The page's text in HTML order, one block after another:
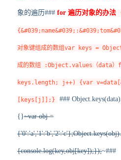
象的遍历### for 遍历对象的办法
对象键组成的数组var keys =
成的数组 :Object.values（
keys.length; j++) {var
[keys[j]];} ###
{}~var obj =
{console.log(key,obj[key]);});~###